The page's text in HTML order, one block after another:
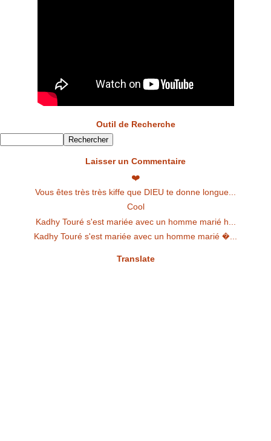
Outil de Recherche
Laisser un Commentaire
❤️
Vous êtes très très kiffe que DIEU te donne longue...
Cool
Kadhy Touré s'est mariée avec un homme marié h...
Kadhy Touré s'est mariée avec un homme marié �...
Translate